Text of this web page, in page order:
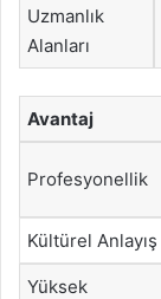
Uzmanlık
Alanları
Avantaj
Profesyonellik
Kültürel Anlayış
Yüksek